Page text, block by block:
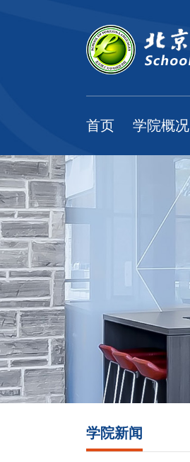
首页 学院概况
学院新闻